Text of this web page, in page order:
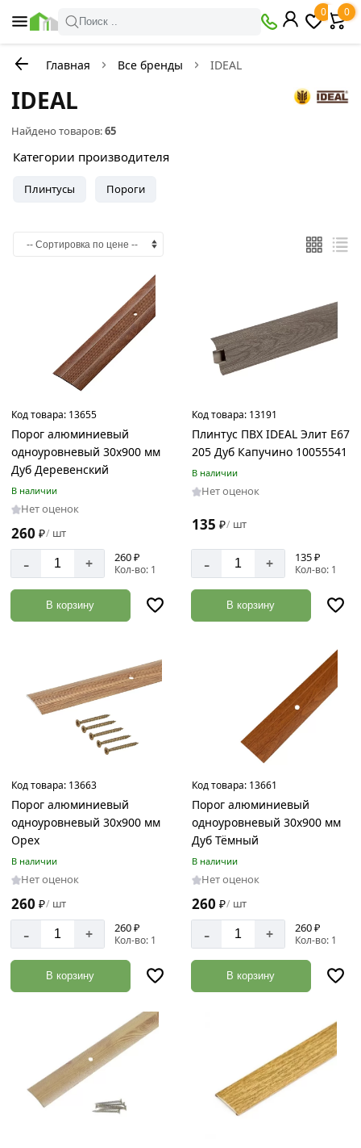
Поиск ..
0 0
Главная Все бренды IDEAL
IDEAL
Найдено товаров:65
Категории производителя
Плинтусы Пороги
Код товара: 13655
Порог алюминиевый
одноуровневый 30х900 мм
Дуб Деревенский
В наличии
Нет оценок
260 ₽/ шт
- + 260 ₽
Кол-во: 1
В корзину
Код товара: 13191
Плинтус ПВХ IDEAL Элит Е67
205 Дуб Капучино 10055541
В наличии
Нет оценок
135 ₽/ шт
- + 135 ₽
Кол-во: 1
В корзину
Код товара: 13663
Порог алюминиевый
одноуровневый 30х900 мм
Орех
В наличии
Нет оценок
260 ₽/ шт
- + 260 ₽
Кол-во: 1
В корзину
Код товара: 13661
Порог алюминиевый
одноуровневый 30х900 мм
Дуб Тёмный
В наличии
Нет оценок
260 ₽/ шт
- + 260 ₽
Кол-во: 1
В корзину